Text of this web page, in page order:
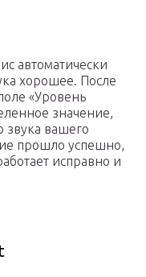
автоматически
хорошее. После
«Уровень
значение,
звука вашего
прошло успешно,
исправно и